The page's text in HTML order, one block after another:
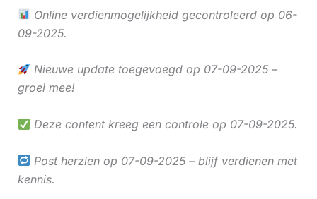
Online verdienmogelijkheid gecontroleerd op 06-
09-2025.
Nieuwe update toegevoegd op 07-09-2025 –
groei mee!
Deze content kreeg een controle op 07-09-2025.
Post herzien op 07-09-2025 – blijf verdienen met
kennis.